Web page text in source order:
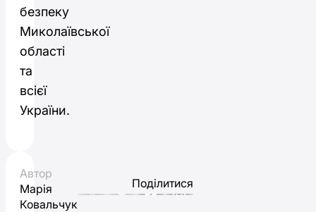
безпеку
Миколаївської
області
та
всієї
України.
Автор
Марія
Ковальчук
Поділитися